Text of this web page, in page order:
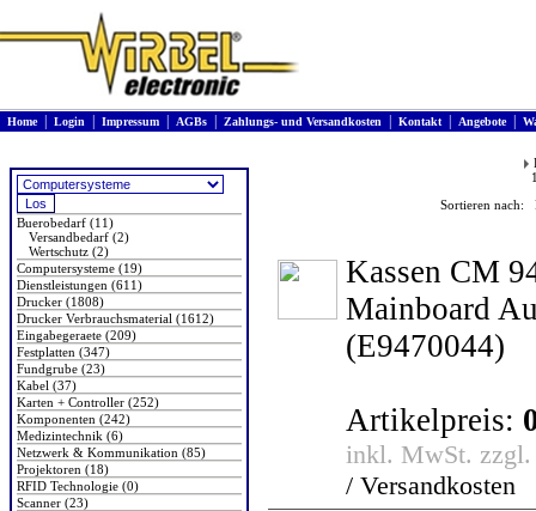
Home| Login Impressum AGBs Zahlungs- und Versandkosten Kontakt| Angebote|
Buerobedarf (11)
Versandbedarf (2)
Wertschutz (2)
Computersysteme (19)
Dienstleistungen (611)
Drucker (1808)
Drucker Verbrauchsmaterial (1612)
Eingabegeraete (209)
Festplatten (347)
Fundgrube (23)
Kabel (37)
Karten + Controller (252)
Komponenten (242)
Medizintechnik (6)
Netzwerk & Kommunikation (85)
Projektoren (18)
RFID Technologie (0)
Scanner (23)
Sortieren nach:
Kassen CM
Mainboard
(E9470044)
Artikelpreis:
inkl. MwSt.
/ Versandkosten